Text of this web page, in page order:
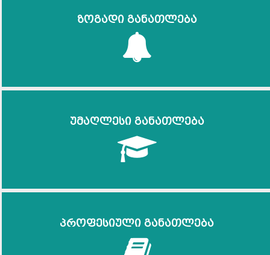
ზოგადი განათლება
უმაღლესი განათლება
პროფესიული განათლება